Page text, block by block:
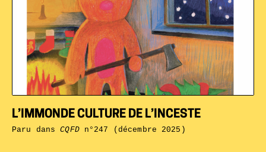
L’IMMONDE CULTURE DE L’INCESTE
Paru dansCQFDn°247 (décembre 2025)